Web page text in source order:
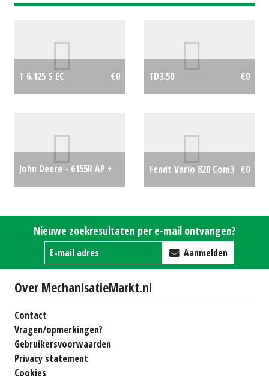
T 6.125 S EC €0 TD3.50 €0
John Deere - 6155R AP +
Fendt Vario 820 Com3 €0
Nieuwe zoekresultaten per e-mail ontvangen?
Aanmelden
Over MechanisatieMarkt.nl
Contact
Vragen/opmerkingen?
Gebruikersvoorwaarden
Privacy statement
Cookies